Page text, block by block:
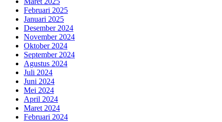
Februari 2025
Januari 2025
Desember 2024
November 2024
Oktober 2024
September 2024
Agustus 2024
Juli 2024
Juni 2024
Mei 2024
April 2024
Maret 2024
Februari 2024